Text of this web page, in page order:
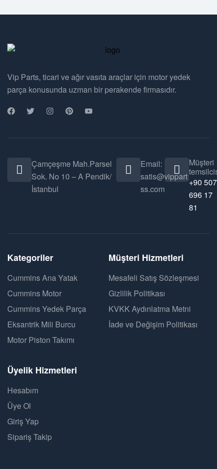
Vip Parts, ticari ve ağır vasıta araçlar için motor yedek
parça konusunda uzman bir perakende firmasıdır.
Çamçeşme Mah.Parsel
Sok. No 10 – A Pendik/
İstanbul
Email:
satis@vippart
ss.com
Müşteri
+90 507
696 17
81
Kategoriler
Cummins Ana Yatak
Cummins Motor
Cummins Yedek Parça
Eksantrik Mili Burcu
Motor Piston Takımı
Müşteri Hizmetleri
Mesafeli Satış Sözleşmesi
Gizlilik Politikası
KVKK Aydınlatma Metni
İade ve Değişim Politikası
Üyelik Hizmetleri
Hesabım
Üye Ol
Giriş Yap
Sipariş Takip